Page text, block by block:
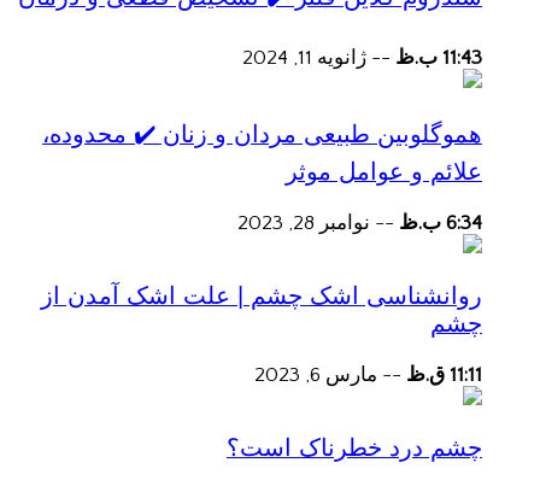
11:43 ب.ظ -- ژانویه 11, 2024
هموگلوبین طبیعی مردان و زنان ✔️ محدوده،
علائم و عوامل موثر
6:34 ب.ظ -- نوامبر 28, 2023
روانشناسی اشک چشم | علت اشک آمدن از
چشم
11:11 ق.ظ -- مارس 6, 2023
چشم درد خطرناک است؟